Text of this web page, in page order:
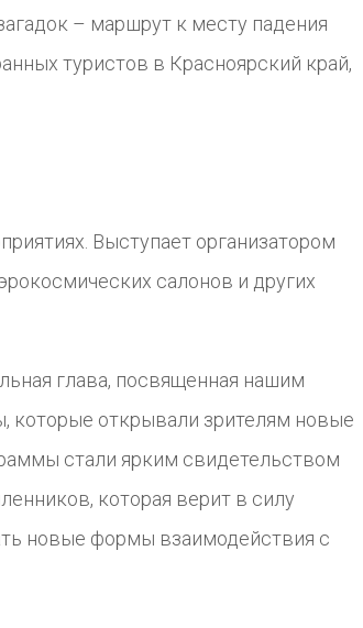
– маршрут к месту падения
туристов в Красноярский край,
Выступает организатором
салонов и других
глава, посвященная нашим
которые открывали зрителям новые
стали ярким свидетельством
которая верит в силу
новые формы взаимодействия с